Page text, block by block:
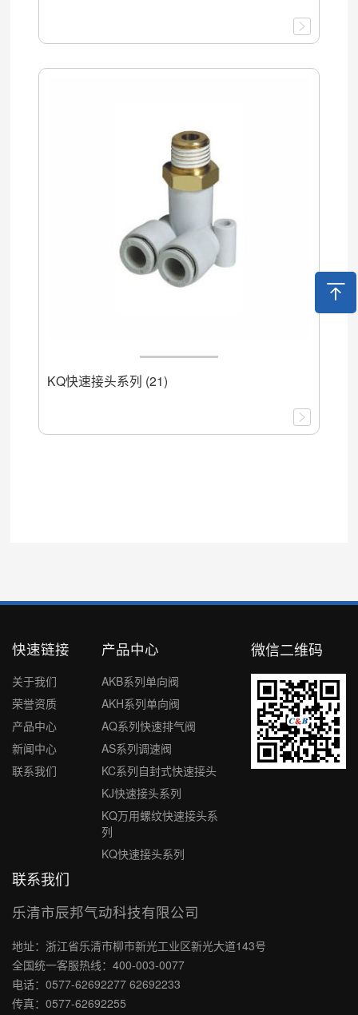
KQ快速接头系列 (21)
快速链接
关于我们
荣誉资质
产品中心
新闻中心
联系我们
产品中心
AKB系列单向阀
AKH系列单向阀
AQ系列快速排气阀
AS系列调速阀
KC系列自封式快速接头
KJ快速接头系列
KQ万用螺纹快速接头系
列
KQ快速接头系列
微信二维码
联系我们
乐清市辰邦气动科技有限公司
地址：浙江省乐清市柳市新光工业区新光大道143号
全国统一客服热线：400-003-0077
电话：0577-62692277 62692233
传真：0577-62692255